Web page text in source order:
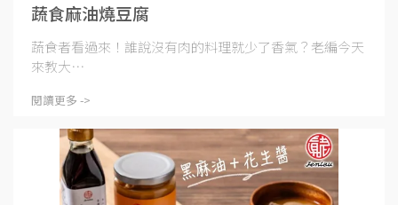
蔬食麻油燒豆腐
蔬食者看過來！誰說沒有肉的料理就少了香氣？老編今天
來教大⋯
閱讀更多 ->